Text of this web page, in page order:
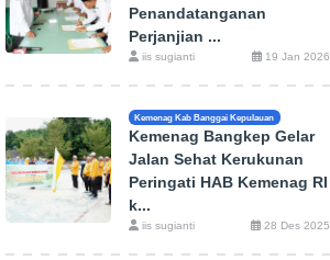
Penandatanganan
Perjanjian ...
iis sugianti 19 Jan 2026
Kemenag Kab Banggai Kepulauan
Kemenag Bangkep Gelar
Jalan Sehat Kerukunan
Peringati HAB Kemenag RI
k...
iis sugianti 28 Des 2025